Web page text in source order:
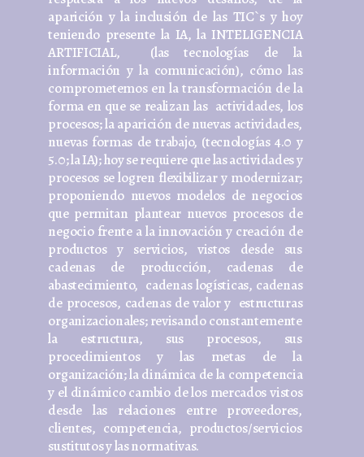
aparición y la inclusión de las TIC`s y hoy
teniendo presente la IA, la INTELIGENCIA
ARTIFICIAL, (las tecnologías de la
información y la comunicación), cómo las
comprometemos en la transformación de la
forma en que se realizan las actividades, los
procesos; la aparición de nuevas actividades,
nuevas formas de trabajo, (tecnologías 4.0 y
5.0; la IA); hoy se requiere que las actividades y
procesos se logren flexibilizar y modernizar;
proponiendo nuevos modelos de negocios
que permitan plantear nuevos procesos de
negocio frente a la innovación y creación de
productos y servicios, vistos desde sus
cadenas de producción, cadenas de
abastecimiento, cadenas logísticas, cadenas
de procesos, cadenas de valor y estructuras
organizacionales; revisando constantemente
la estructura, sus procesos, sus
procedimientos y las metas de la
organización; la dinámica de la competencia
y el dinámico cambio de los mercados vistos
desde las relaciones entre proveedores,
clientes, competencia, productos/servicios
sustitutos y las normativas.